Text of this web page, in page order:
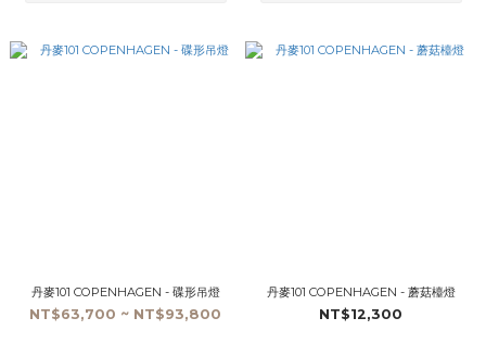
丹麥101 COPENHAGEN - 碟形吊燈
NT$63,700 ~ NT$93,800
丹麥101 COPENHAGEN - 蘑菇檯燈
NT$12,300